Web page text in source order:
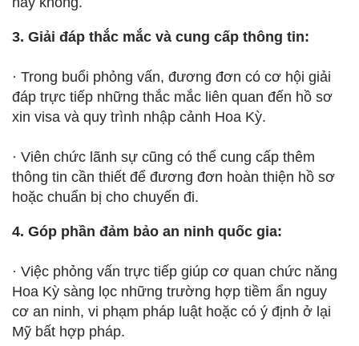
3. Giải đáp thắc mắc và cung cấp thông tin:
· Trong buổi phỏng vấn, đương đơn có cơ hội giải
đáp trực tiếp những thắc mắc liên quan đến hồ sơ
xin visa và quy trình nhập cảnh Hoa Kỳ.
· Viên chức lãnh sự cũng có thể cung cấp thêm
thông tin cần thiết để đương đơn hoàn thiện hồ sơ
hoặc chuẩn bị cho chuyến đi.
4. Góp phần đảm bảo an ninh quốc gia:
· Việc phỏng vấn trực tiếp giúp cơ quan chức năng
Hoa Kỳ sàng lọc những trường hợp tiềm ẩn nguy
cơ an ninh, vi phạm pháp luật hoặc có ý định ở lại
Mỹ bất hợp pháp.